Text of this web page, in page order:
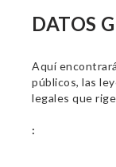
DATOS
Aquí
públicos, las
legales que
: